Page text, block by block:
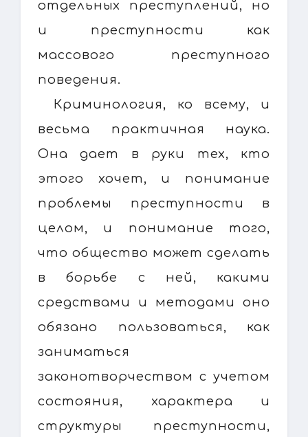
отдельных преступлений, но
и преступности как
массового преступного
поведения.
Криминология, ко всему, и
весьма практичная наука.
Она дает в руки тех, кто
этого хочет, и понимание
проблемы преступности в
целом, и понимание того,
что общество может сделать
в борьбе с ней, какими
средствами и методами оно
обязано пользоваться, как
заниматься
законотворчеством с учетом
состояния, характера и
структуры преступности,